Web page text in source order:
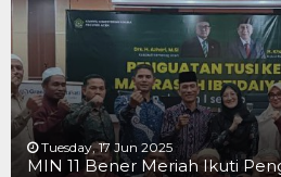
Tuesday, 17 Jun 2025
MIN 11 Bener Meriah Ikuti
19 JUN 2025
19 JUN 2025
16 JUN 2025